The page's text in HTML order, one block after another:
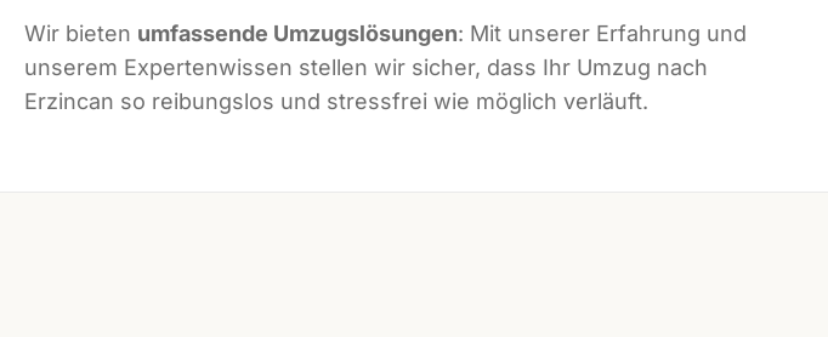
Wir bieten umfassende Umzugslösungen: Mit unserer Erfahrung und
unserem Expertenwissen stellen wir sicher, dass Ihr Umzug nach
Erzincan so reibungslos und stressfrei wie möglich verläuft.